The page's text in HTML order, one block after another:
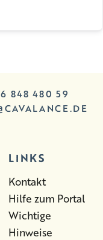
848 480 59
LINKS
Kontakt
Hilfe zum Portal
Wichtige
Hinweise